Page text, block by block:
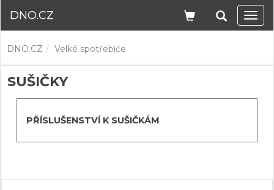
DNO.CZ
DNO.CZ Velké spotřebiče
SUŠIČKY
PŘÍSLUŠENSTVÍ K SUŠIČKÁM